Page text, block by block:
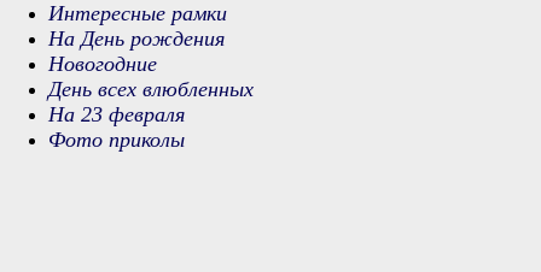
Интересные рамки
На День рождения
Новогодние
День всех влюбленных
На 23 февраля
Фото приколы